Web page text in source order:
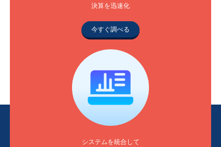
決算を迅速化
今すぐ調べる
システムを統合して